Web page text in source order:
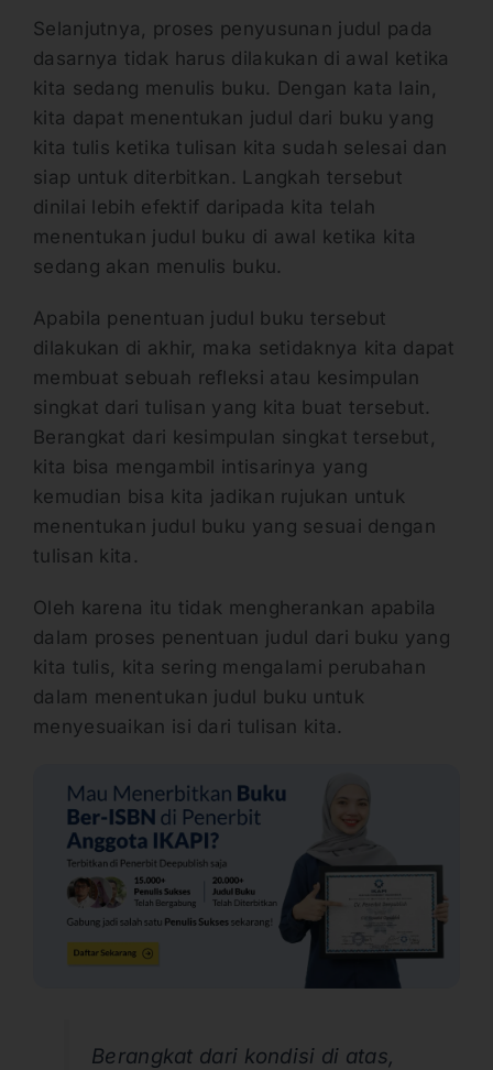
Selanjutnya, proses penyusunan judul pada
dasarnya tidak harus dilakukan di awal ketika
kita sedang menulis buku. Dengan kata lain,
kita dapat menentukan judul dari buku yang
kita tulis ketika tulisan kita sudah selesai dan
siap untuk diterbitkan. Langkah tersebut
dinilai lebih efektif daripada kita telah
menentukan judul buku di awal ketika kita
sedang akan menulis buku.
Apabila penentuan judul buku tersebut
dilakukan di akhir, maka setidaknya kita dapat
membuat sebuah refleksi atau kesimpulan
singkat dari tulisan yang kita buat tersebut.
Berangkat dari kesimpulan singkat tersebut,
kita bisa mengambil intisarinya yang
kemudian bisa kita jadikan rujukan untuk
menentukan judul buku yang sesuai dengan
tulisan kita.
Oleh karena itu tidak mengherankan apabila
dalam proses penentuan judul dari buku yang
kita tulis, kita sering mengalami perubahan
dalam menentukan judul buku untuk
menyesuaikan isi dari tulisan kita.
Berangkat dari kondisi di atas,